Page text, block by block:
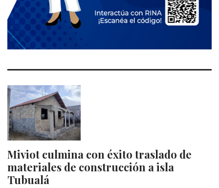
Miviot culmina con éxito traslado de
materiales de construcción a isla
Tubualá